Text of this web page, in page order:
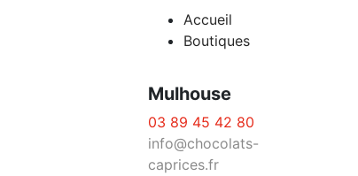
Accueil
Boutiques
Mulhouse
03 89 45 42 80
info@chocolats-
caprices.fr